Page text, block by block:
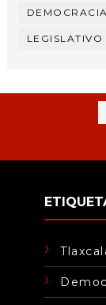
DEMOCRACIA
LEGISLATIVO